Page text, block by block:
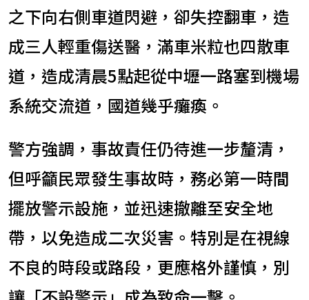
之下向右側車道閃避，卻失控翻車，造
成三人輕重傷送醫，滿車米粒也四散車
道，造成清晨5點起從中壢一路塞到機場
系統交流道，國道幾乎癱瘓。
警方強調，事故責任仍待進一步釐清，
但呼籲民眾發生事故時，務必第一時間
擺放警示設施，並迅速撤離至安全地
帶，以免造成二次災害。特別是在視線
不良的時段或路段，更應格外謹慎，別